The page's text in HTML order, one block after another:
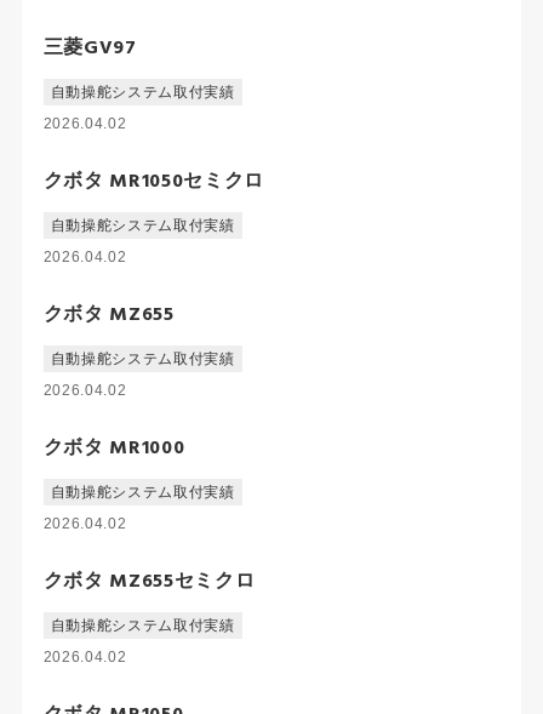
三菱GV97
自動操舵システム取付実績
2026.04.02
クボタ MR1050セミクロ
自動操舵システム取付実績
2026.04.02
クボタ MZ655
自動操舵システム取付実績
2026.04.02
クボタ MR1000
自動操舵システム取付実績
2026.04.02
クボタ MZ655セミクロ
自動操舵システム取付実績
2026.04.02